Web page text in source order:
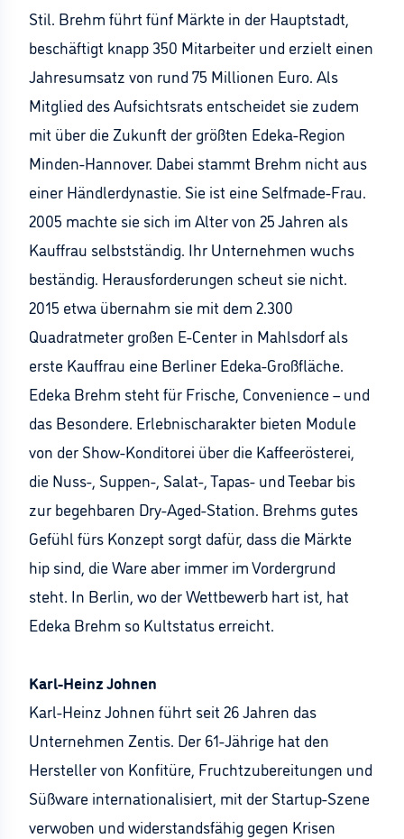
Stil. Brehm führt fünf Märkte in der Hauptstadt,
beschäftigt knapp 350 Mitarbeiter und erzielt einen
Jahresumsatz von rund 75 Millionen Euro. Als
Mitglied des Aufsichtsrats entscheidet sie zudem
mit über die Zukunft der größten Edeka-Region
Minden-Hannover. Dabei stammt Brehm nicht aus
einer Händlerdynastie. Sie ist eine Selfmade-Frau.
2005 machte sie sich im Alter von 25 Jahren als
Kauffrau selbstständig. Ihr Unternehmen wuchs
beständig. Herausforderungen scheut sie nicht.
2015 etwa übernahm sie mit dem 2.300
Quadratmeter großen E-Center in Mahlsdorf als
erste Kauffrau eine Berliner Edeka-Großfläche.
Edeka Brehm steht für Frische, Convenience – und
das Besondere. Erlebnischarakter bieten Module
von der Show-Konditorei über die Kaffeerösterei,
die Nuss-, Suppen-, Salat-, Tapas- und Teebar bis
zur begehbaren Dry-Aged-Station. Brehms gutes
Gefühl fürs Konzept sorgt dafür, dass die Märkte
hip sind, die Ware aber immer im Vordergrund
steht. In Berlin, wo der Wettbewerb hart ist, hat
Edeka Brehm so Kultstatus erreicht.
Karl-Heinz Johnen
Karl-Heinz Johnen führt seit 26 Jahren das
Unternehmen Zentis. Der 61-Jährige hat den
Hersteller von Konfitüre, Fruchtzubereitungen und
Süßware internationalisiert, mit der Startup-Szene
verwoben und widerstandsfähig gegen Krisen